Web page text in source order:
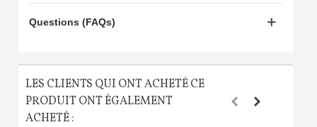
Retour produits sous 14 jours
Inscription à la newsletter : 5€ de réduction
Questions (FAQs)
LES CLIENTS QUI ONT ACHETÉ CE
PRODUIT ONT ÉGALEMENT
ACHETÉ :